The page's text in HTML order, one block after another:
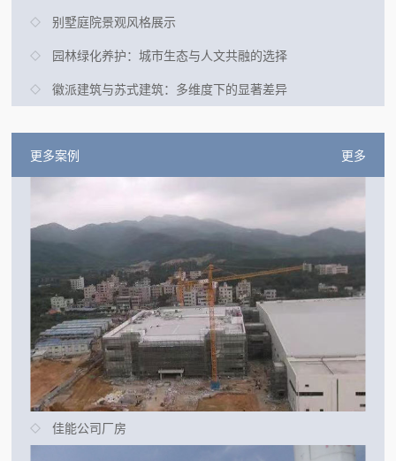
别墅庭院景观风格展示
园林绿化养护：城市生态与人文共融的选择
徽派建筑与苏式建筑：多维度下的显著差异
更多案例 更多
佳能公司厂房